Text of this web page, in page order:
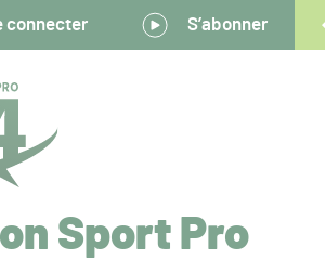
connecter S’abonner
Sport Pro